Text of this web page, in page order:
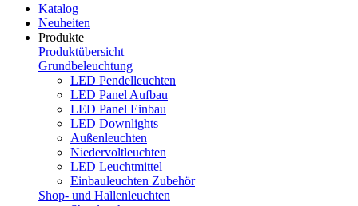
Katalog
Neuheiten
Produkte
Produktübersicht
Grundbeleuchtung
LED Pendelleuchten
LED Panel Aufbau
LED Panel Einbau
LED Downlights
Außenleuchten
Niedervoltleuchten
LED Leuchtmittel
Einbauleuchten Zubehör
Shop- und Hallenleuchten